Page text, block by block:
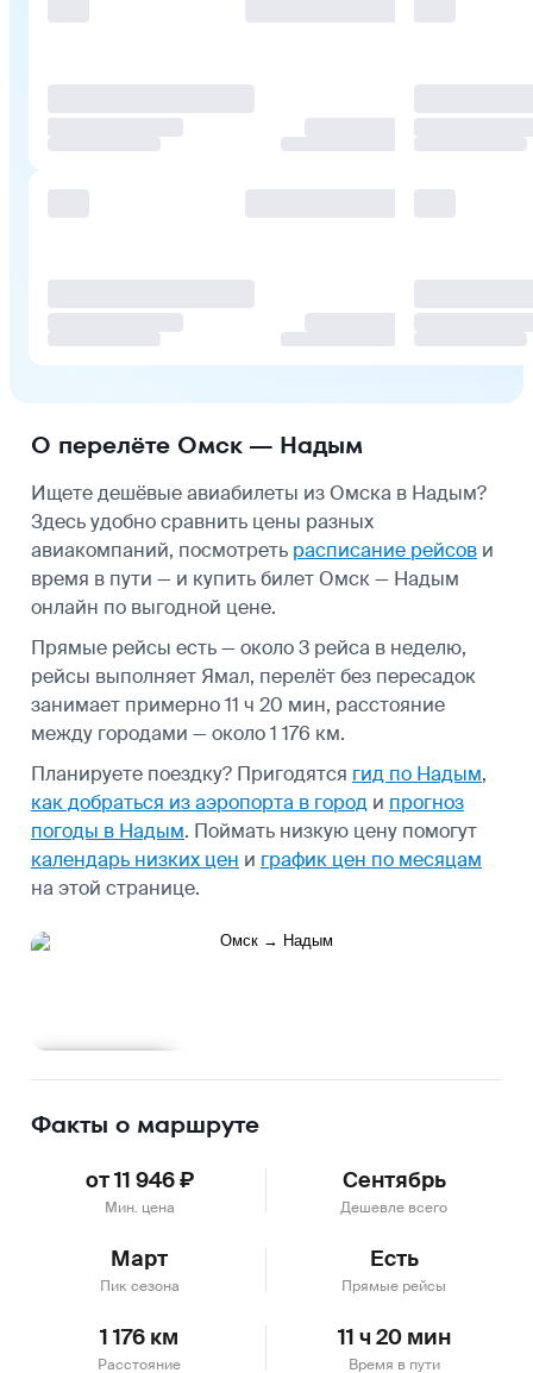
О перелёте Омск — Надым
Ищете дешёвые авиабилеты из Омска в Надым?
Здесь удобно сравнить цены разных
авиакомпаний, посмотреть расписание рейсов и
время в пути — и купить билет Омск — Надым
онлайн по выгодной цене.
Прямые рейсы есть — около 3 рейса в неделю,
рейсы выполняет Ямал, перелёт без пересадок
занимает примерно 11 ч 20 мин, расстояние
между городами — около 1 176 км.
Планируете поездку? Пригодятся гид по Надым,
как добраться из аэропорта в город и прогноз
погоды в Надым. Поймать низкую цену помогут
календарь низких цен и график цен по месяцам
на этой странице.
Факты о маршруте
от 11 946 ₽
Мин. цена
Сентябрь
Дешевле всего
Март
Пик сезона
Есть
Прямые рейсы
1 176 км
Расстояние
11 ч 20 мин
Время в пути